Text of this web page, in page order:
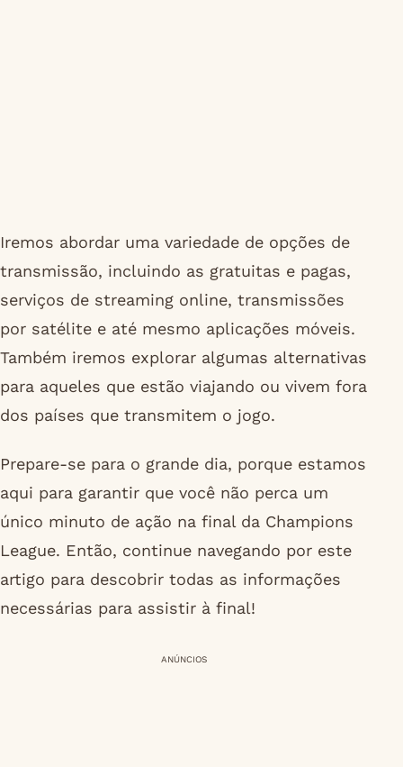
Iremos abordar uma variedade de opções de
transmissão, incluindo as gratuitas e pagas,
serviços de streaming online, transmissões
por satélite e até mesmo aplicações móveis.
Também iremos explorar algumas alternativas
para aqueles que estão viajando ou vivem fora
dos países que transmitem o jogo.
Prepare-se para o grande dia, porque estamos
aqui para garantir que você não perca um
único minuto de ação na final da Champions
League. Então, continue navegando por este
artigo para descobrir todas as informações
necessárias para assistir à final!
ANÚNCIOS